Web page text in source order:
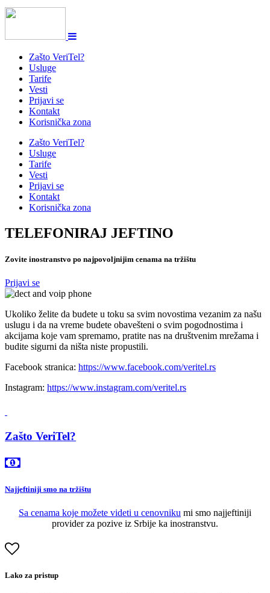
Zašto VeriTel?
Usluge
Tarife
Vesti
Prijavi se
Kontakt
Korisnička zona
Zašto VeriTel?
Usluge
Tarife
Vesti
Prijavi se
Kontakt
Korisnička zona
TELEFONIRAJ JEFTINO
Zovite inostranstvo po najpovoljnijim cenama na tržištu
Prijavi se
Ukoliko želite da budete u toku sa svim novostima vezanim za našu
uslugu i da na vreme budete obavešteni o svim pogodnostima i
akcijama koje vam spremamo, pratite nas na društvenim mrežama i
budite sigurni da ništa niste propustili.
Facebook stranica: https://www.facebook.com/veritel.rs
Instagram: https://www.instagram.com/veritel.rs
Zašto VeriTel?
Najjeftiniji smo na tržištu
Sa cenama koje možete videti u cenovniku mi smo najjeftiniji
provider za pozive iz Srbije ka inostranstvu.
Lako za pristup